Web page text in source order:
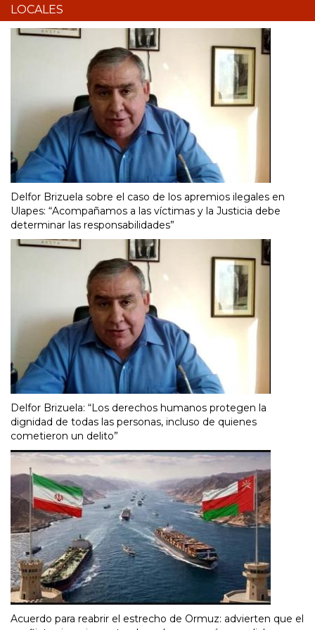
LOCALES
Delfor Brizuela sobre el caso de los apremios ilegales en
Ulapes: “Acompañamos a las víctimas y la Justicia debe
determinar las responsabilidades”
Delfor Brizuela: “Los derechos humanos protegen la
dignidad de todas las personas, incluso de quienes
cometieron un delito”
Acuerdo para reabrir el estrecho de Ormuz: advierten que el